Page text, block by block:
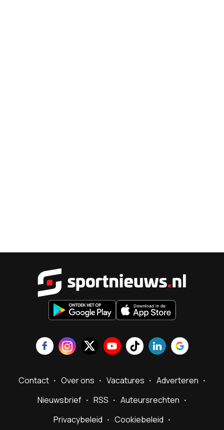
Contact Over ons Vacatures
Adverteren
Nieuwsbrief
RSS
Auteursrechten
Privacybeleid
Cookiebeleid